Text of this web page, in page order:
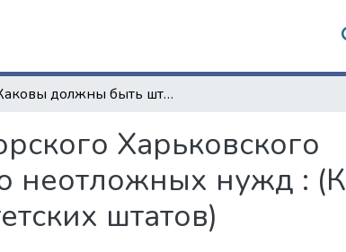
Каковы должны быть штаты Императорского Харьковского университета для удовлетворения его неотложных нужд : (К предстоящему пересмотру университетских штатов)
Харьковского
неотложных нужд : (К
штатов)